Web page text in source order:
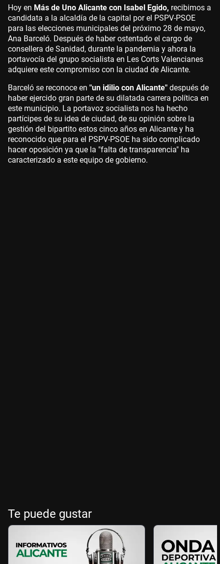
Hoy en Más de Uno Alicante con Isabel Egido, recibimos a
candidata a la alcaldía de la capital por el PSPV-PSOE
para las elecciones municipales del próximo 28 de mayo,
Ana Barceló. Después de haber ostentado el cargo de
consellera de Sanidad, durante la pandemia y ahora la
portavocía del grupo socialista en Les Corts Valencianes
adquiere este compromiso con la ciudad de Alicante.
Barceló se reconoce en "un idilio con Alicante" después de
haber ejercido gran parte de su dilatada carrera política en
este municipio. La portavoz socialista nos ha hecho
partícipes de su idea de ciudad, de su opinión sobre la
gestión del bipartito estos cinco años en Alicante y ha
reconocido que para el PSPV-PSOE ha sido complicado
hacer oposición ya que la "falta de transparencia" ha
caracterizado a este equipo de gobierno.
Te puede gustar